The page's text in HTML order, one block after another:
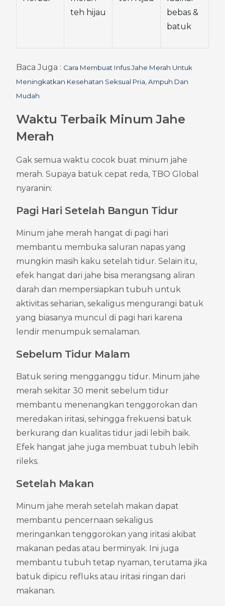
teh hijau
bebas &
batuk
Baca Juga : Cara Membuat Infus Jahe Merah Untuk
Meningkatkan Kesehatan Seksual Pria, Ampuh Dan
Mudah
Waktu Terbaik Minum Jahe
Merah
Gak semua waktu cocok buat minum jahe
merah. Supaya batuk cepat reda, TBO Global
nyaranin:
Pagi Hari Setelah Bangun Tidur
Minum jahe merah hangat di pagi hari
membantu membuka saluran napas yang
mungkin masih kaku setelah tidur. Selain itu,
efek hangat dari jahe bisa merangsang aliran
darah dan mempersiapkan tubuh untuk
aktivitas seharian, sekaligus mengurangi batuk
yang biasanya muncul di pagi hari karena
lendir menumpuk semalaman.
Sebelum Tidur Malam
Batuk sering mengganggu tidur. Minum jahe
merah sekitar 30 menit sebelum tidur
membantu menenangkan tenggorokan dan
meredakan iritasi, sehingga frekuensi batuk
berkurang dan kualitas tidur jadi lebih baik.
Efek hangat jahe juga membuat tubuh lebih
rileks.
Setelah Makan
Minum jahe merah setelah makan dapat
membantu pencernaan sekaligus
meringankan tenggorokan yang iritasi akibat
makanan pedas atau berminyak. Ini juga
membantu tubuh tetap nyaman, terutama jika
batuk dipicu refluks atau iritasi ringan dari
makanan.